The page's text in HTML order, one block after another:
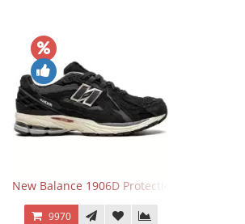
New Balance 1906D Protection Pack Black
9970